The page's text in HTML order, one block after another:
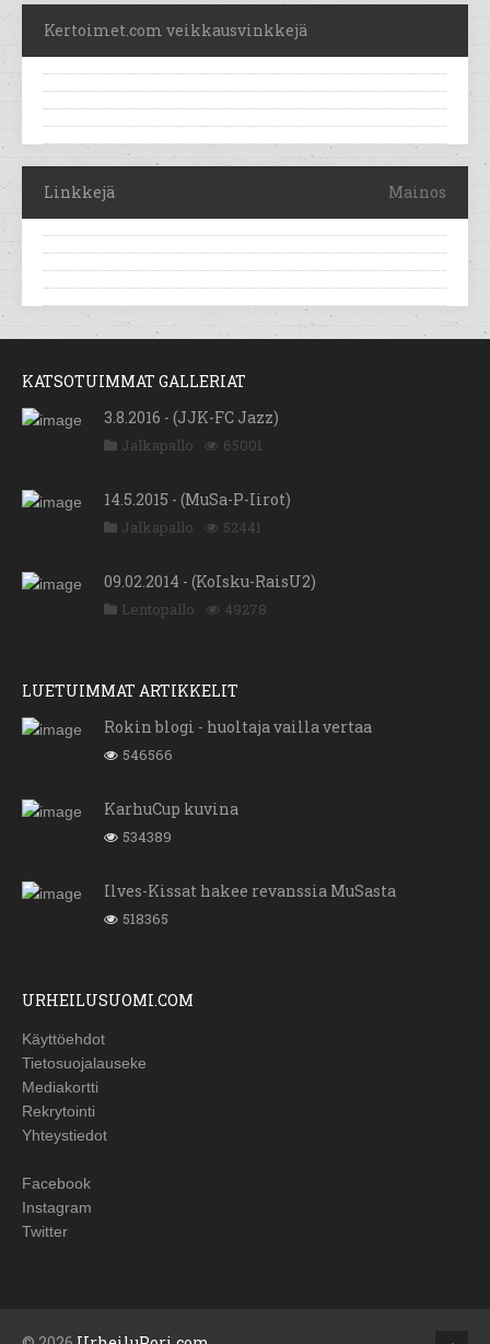
Kertoimet.com veikkausvinkkejä
Linkkejä Mainos
KATSOTUIMMAT GALLERIAT
3.8.2016 - (JJK-FC Jazz)
Jalkapallo 65001
14.5.2015 - (MuSa-P-Iirot)
Jalkapallo 52441
09.02.2014 - (KoIsku-RaisU2)
Lentopallo 49278
LUETUIMMAT ARTIKKELIT
Rokin blogi - huoltaja vailla vertaa
546566
KarhuCup kuvina
534389
Ilves-Kissat hakee revanssia MuSasta
518365
URHEILUSUOMI.COM
Käyttöehdot
Tietosuojalauseke
Mediakortti
Rekrytointi
Yhteystiedot
Facebook
Instagram
Twitter